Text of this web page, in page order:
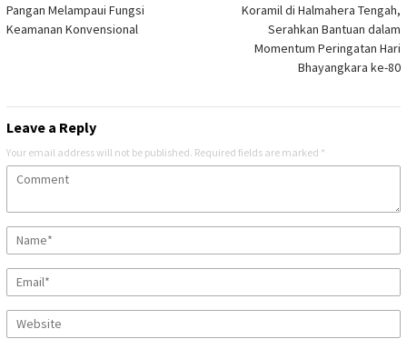
Pangan Melampaui Fungsi
Keamanan Konvensional
Koramil di Halmahera Tengah,
Serahkan Bantuan dalam
Momentum Peringatan Hari
Bhayangkara ke-80
Leave a Reply
Your email address will not be published. Required fields are marked *